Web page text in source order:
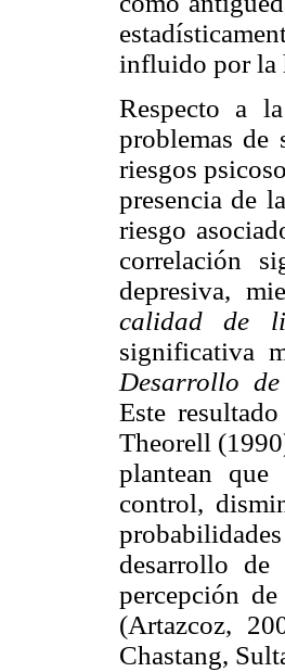
influido por la
Respecto a
problemas de
riesgos
presencia de
riesgo
correlación
depresiva,
calidad de
significativa
Desarrollo
Este
Theorell
plantean que
control,
desarrollo de
percepción
(Artazcoz,
Chastang,